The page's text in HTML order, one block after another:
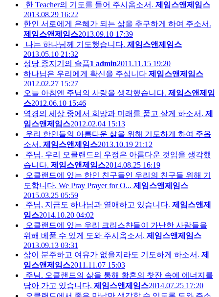
한 Teacher의 기도를 들어 주시옵소서. 제임스앤제임스
2013.08.29 16:22
한인 서로에게 은혜가 되는 삶을 추구하게 하여 주소서.
제임스앤제임스2013.09.10 17:39
나는 하나님께 기도했습니다. 제임스앤제임스
2013.05.10 21:32
성당 종지기의 슬픔1 admin2011.11.15 19:20
하나님은 우리에게 확신을 주십니다 제임스앤제임스
2012.02.27 15:27
오늘 아침엔 주님의 사랑을 생각했습니다. 제임스앤제임
스2012.06.10 15:46
역경의 세상 중에서 희망과 미래를 품고 살게 하소서. 제
임스앤제임스2012.02.04 15:13
우리 한인들의 아름다운 삶을 위해 기도하게 하여 주옵
소서. 제임스앤제임스2013.10.19 21:12
주님. 우리 오클랜드의 우정은 아름다운 것임을 생각했
습니다. 제임스앤제임스2014.08.25 16:19
오클랜드에 있는 한인 친구들인 우리의 친구들 위해 기
도합니다. We Pray Prayer for O... 제임스앤제임스
2015.03.25 05:59
주님, 지금도 하나님과 열애하고 있습니다. 제임스앤제
임스2014.10.20 04:02
오클랜드에 있는 우리 크리스챤들이 가난한 사람들을
위해 베풀 수 있게 도와 주시옵소서. 제임스앤제임스
2013.09.13 03:31
삶이 분주하고 여유가 없을지라도 기도하게 하소서. 제
임스앤제임스2011.11.07 15:03
주님. 오클랜드의 삶을 통해 황혼의 찻잔 속에 에너지를
담아 가고 있습니다. 제임스앤제임스2014.07.25 17:20